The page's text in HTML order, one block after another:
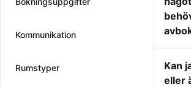
Kommunikation
Rumstyper
Kan
eller